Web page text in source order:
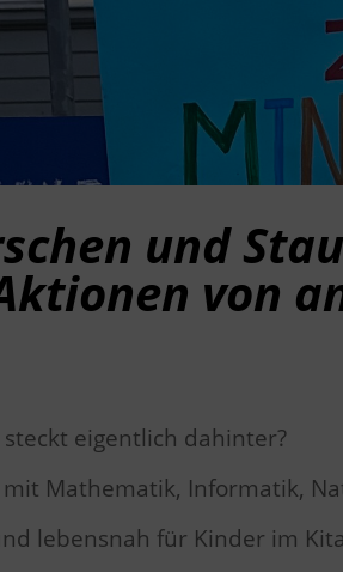
und
von
eigentlich dahinter?
Mathematik, Informatik,
lebensnah für Kinder im